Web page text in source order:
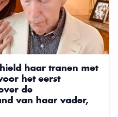
haar tranen met
het eerst
de
van haar vader,